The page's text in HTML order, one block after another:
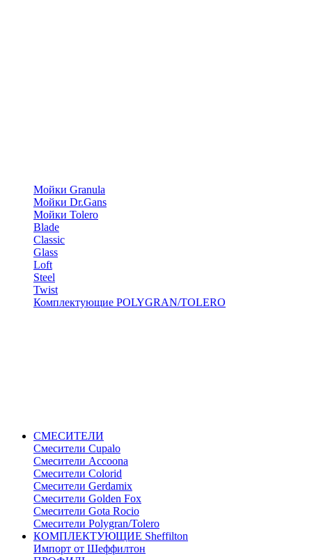
Мойки Granula
Мойки Dr.Gans
Мойки Tolero
Blade
Classic
Glass
Loft
Steel
Twist
Комплектующие POLYGRAN/TOLERO
СМЕСИТЕЛИ
Cмесители Cupalo
Смесители Accoona
Смесители Colorid
Смесители Gerdamix
Смесители Golden Fox
Смесители Gota Rocio
Смесители Polygran/Tolero
КОМПЛЕКТУЮЩИЕ Sheffilton
Импорт от Шеффилтон